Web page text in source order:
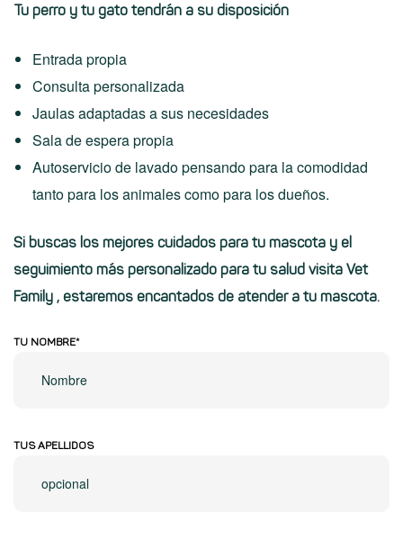
Tu perro y tu gato tendrán a su disposición
Entrada propia
Consulta personalizada
Jaulas adaptadas a sus necesidades
Sala de espera propia
Autoservicio de lavado pensando para la comodidad
tanto para los animales como para los dueños.
Si buscas los mejores cuidados para tu mascota y el
seguimiento más personalizado para tu salud visita Vet
Family , estaremos encantados de atender a tu mascota.
TU NOMBRE*
TUS APELLIDOS